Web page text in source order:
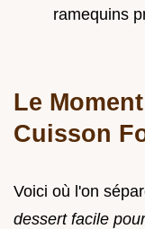
ramequins
Le
Cuisson
Voici où l'on
dessert facile